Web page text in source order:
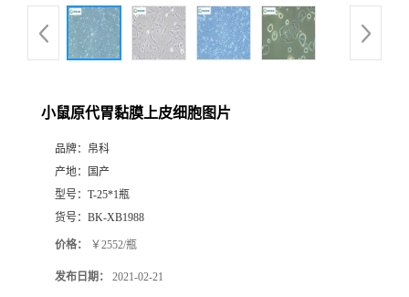
小鼠原代胃黏膜上皮细胞图片
品牌： 帛科
产地：
国产
型号： T-25*1瓶
货号： BK-XB1988
价格： ￥2552/瓶
发布日期： 2021-02-21